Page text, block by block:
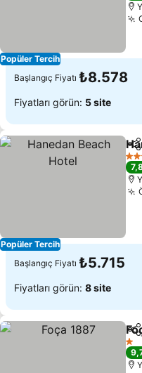
Popüler Tercih
Başlangıç Fiyatı ₺8.578
Fiyatları görün: 5 site
Popüler Tercih
3
Başlangıç Fiyatı ₺5.715
Fiyatları görün: 8 site
1